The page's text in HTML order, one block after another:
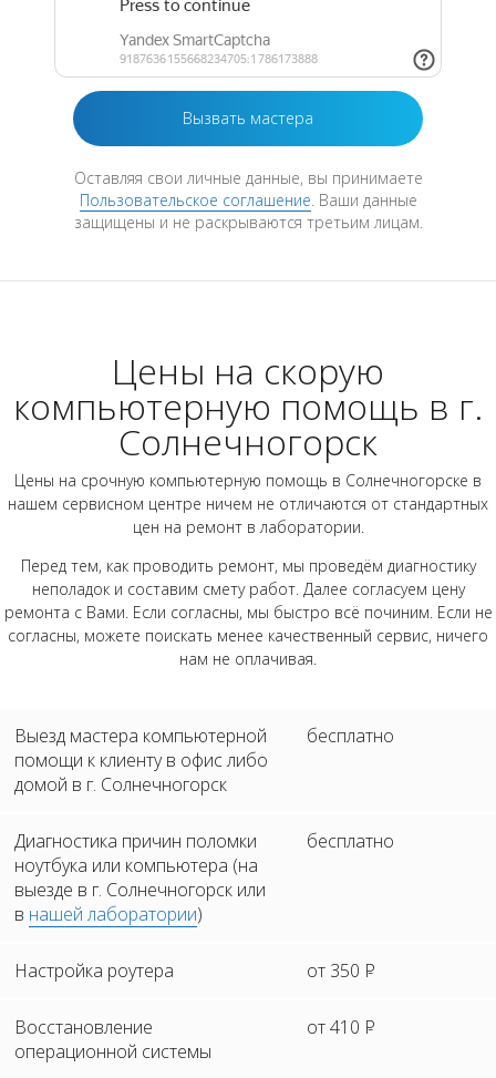
Оставляя свои личные данные, вы принимаете
Пользовательское соглашение. Ваши данные
защищены и не раскрываются третьим лицам.
Цены на скорую
компьютерную помощь в г.
Солнечногорск
Цены на срочную компьютерную помощь в Солнечногорске в
нашем сервисном центре ничем не отличаются от стандартных
цен на ремонт в лаборатории.
Перед тем, как проводить ремонт, мы проведём диагностику
неполадок и составим смету работ. Далее согласуем цену
ремонта с Вами. Если согласны, мы быстро всё починим. Если не
согласны, можете поискать менее качественный сервис, ничего
нам не оплачивая.
Выезд мастера компьютерной
помощи к клиенту в офис либо
домой в г. Солнечногорск
бесплатно
Диагностика причин поломки
ноутбука или компьютера (на
выезде в г. Солнечногорск или
в нашей лаборатории)
бесплатно
Настройка роутера от 350 Р
Восстановление
операционной системы
от 410 Р